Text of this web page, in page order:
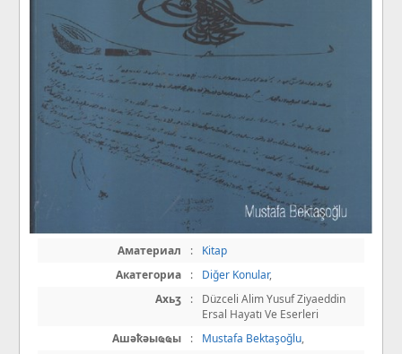
Аматериал :
Kitap
Акатегориа
: Diğer Konular,
Ахьӡ
:
Düzceli Alim Yusuf Ziyaeddin
Ersal Hayatı Ve Eserleri
Ашәҟәыҩҩы
: Mustafa Bektaşoğlu,